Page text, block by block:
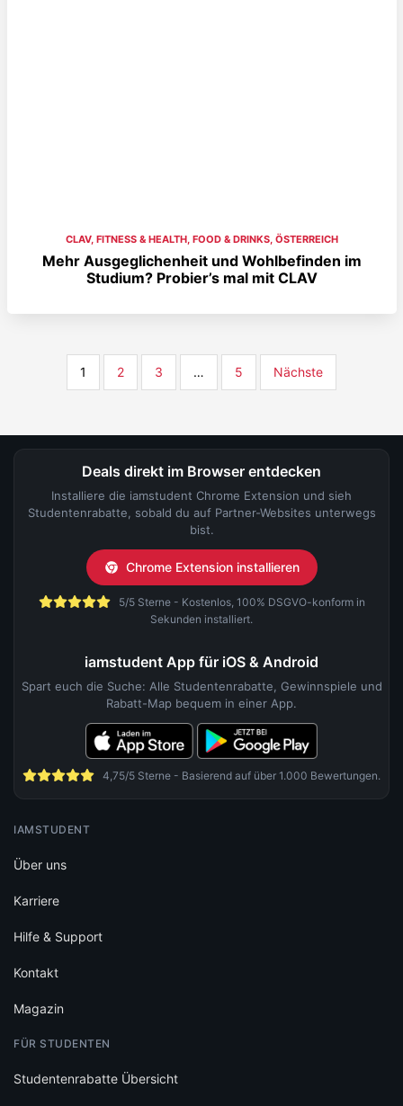
CLAV, FITNESS & HEALTH, FOOD & DRINKS, ÖSTERREICH
Mehr Ausgeglichenheit und Wohlbefinden im
Studium? Probier’s mal mit CLAV
1 2 3 … 5 Nächste
Deals direkt im Browser entdecken
Installiere die iamstudent Chrome Extension und sieh
Studentenrabatte, sobald du auf Partner-Websites unterwegs
bist.
Chrome Extension installieren
5/5 Sterne - Kostenlos, 100% DSGVO-konform in
Sekunden installiert.
iamstudent App für iOS & Android
Spart euch die Suche: Alle Studentenrabatte, Gewinnspiele und
Rabatt-Map bequem in einer App.
4,75/5 Sterne - Basierend auf über 1.000 Bewertungen.
IAMSTUDENT
Über uns
Karriere
Hilfe & Support
Kontakt
Magazin
FÜR STUDENTEN
Studentenrabatte Übersicht